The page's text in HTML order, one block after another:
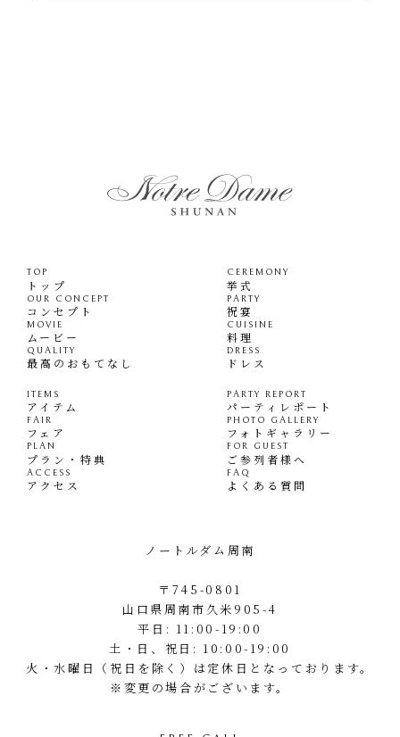
TOP
トップ
OUR CONCEPT
コンセプト
MOVIE
ムービー
QUALITY
最高のおもてなし
CEREMONY
挙式
PARTY
祝宴
CUISINE
料理
DRESS
ドレス
ITEMS
アイテム
FAIR
フェア
PLAN
プラン・特典
ACCESS
アクセス
PARTY REPORT
パーティレポート
PHOTO GALLERY
フォトギャラリー
FOR GUEST
ご参列者様へ
FAQ
よくある質問
ノートルダム周南
〒745-0801
山口県周南市久米905-4
平日: 11:00-19:00
土・日、祝日: 10:00-19:00
火・水曜日（祝日を除く）は定休日となっております。
※変更の場合がございます。